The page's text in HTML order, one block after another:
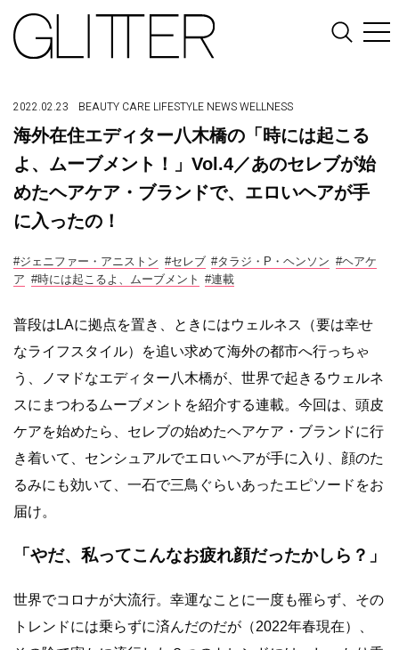
2022.02.23 BEAUTY CARE LIFESTYLE NEWSWELLNESS
海外在住エディター八木橋の「時には起こる
よ、ムーブメント！」Vol.4／あのセレブが始
めたヘアケア・ブランドで、エロいヘアが手
に入ったの！
#ジェニファー・アニストン #セレブ #タラジ・P・ヘンソン #ヘアケ
ア #時には起こるよ、ムーブメント #連載
普段はLAに拠点を置き、ときにはウェルネス（要は幸せ
なライフスタイル）を追い求めて海外の都市へ行っちゃ
う、ノマドなエディター八木橋が、世界で起きるウェルネ
スにまつわるムーブメントを紹介する連載。今回は、頭皮
ケアを始めたら、セレブの始めたヘアケア・ブランドに行
き着いて、センシュアルでエロいヘアが手に入り、顔のた
るみにも効いて、一石で三鳥ぐらいあったエピソードをお
届け。
「やだ、私ってこんなお疲れ顔だったかしら？」
世界でコロナが大流行。幸運なことに一度も罹らず、その
トレンドには乗らずに済んだのだが（2022年春現在）、